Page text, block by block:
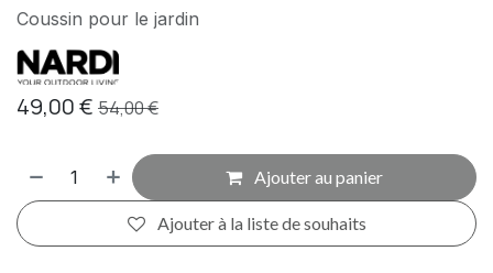
Coussin pour le jardin
49,00€ 54,00€
Ajouter au panier
Ajouter à la liste de souhaits